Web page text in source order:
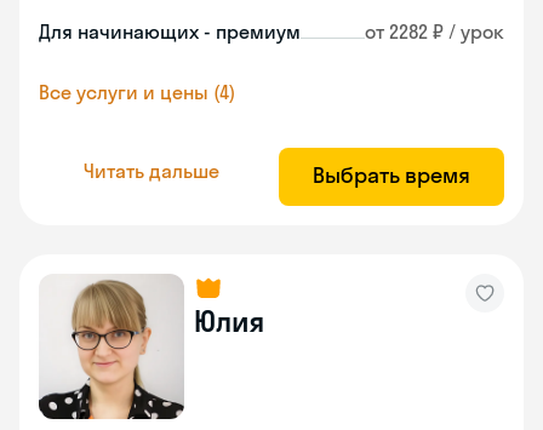
Для начинающих - премиум от 2282 ₽ / урок
Все услуги и цены (4)
Читать дальше Выбрать время
Юлия